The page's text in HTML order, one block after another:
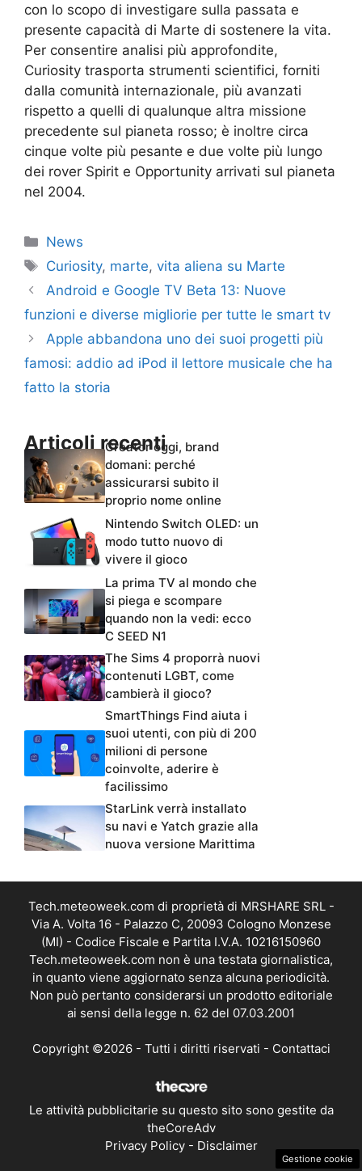
con lo scopo di investigare sulla passata e
presente capacità di Marte di sostenere la vita.
Per consentire analisi più approfondite,
Curiosity trasporta strumenti scientifici, forniti
dalla comunità internazionale, più avanzati
rispetto a quelli di qualunque altra missione
precedente sul pianeta rosso; è inoltre circa
cinque volte più pesante e due volte più lungo
dei rover Spirit e Opportunity arrivati sul pianeta
nel 2004.
Categorie
News
Tag
Curiosity, marte,vita aliena su Marte
Android e Google TV Beta 13: Nuove
funzioni e diverse migliorie per tutte le smart tv
Apple abbandona uno dei suoi progetti più
famosi: addio ad iPod il lettore musicale che ha
fatto la storia
Articoli recenti
Creator oggi, brand
domani: perché
assicurarsi subito il
proprio nome online
Nintendo Switch OLED: un
modo tutto nuovo di
vivere il gioco
La prima TV al mondo che
si piega e scompare
quando non la vedi: ecco
C SEED N1
The Sims 4 proporrà nuovi
contenuti LGBT, come
cambierà il gioco?
SmartThings Find aiuta i
suoi utenti, con più di 200
milioni di persone
coinvolte, aderire è
facilissimo
StarLink verrà installato
su navi e Yatch grazie alla
nuova versione Marittima
Tech.meteoweek.com di proprietà di MRSHARE SRL -
Via A. Volta 16 - Palazzo C, 20093 Cologno Monzese
(MI) - Codice Fiscale e Partita I.V.A. 10216150960
Tech.meteoweek.com non è una testata giornalistica,
in quanto viene aggiornato senza alcuna periodicità.
Non può pertanto considerarsi un prodotto editoriale
ai sensi della legge n. 62 del 07.03.2001
Copyright ©2026 - Tutti i diritti riservati - Contattaci
Le attività pubblicitarie su questo sito sono gestite da
theCoreAdv
Privacy Policy- Disclaimer
Gestione cookie